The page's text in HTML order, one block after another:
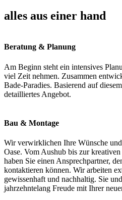
alles aus einer hand
Beratung & Planung
Am Beginn steht ein intensives
viel Zeit nehmen. Zusammen
Bade-Paradies. Basierend auf
detailliertes Angebot.
Bau & Montage
Wir verwirklichen Ihre Wünsche
Oase. Vom Aushub bis zur
haben Sie einen Ansprechpartner,
kontaktieren können. Wir arbeiten
gewissenhaft und nachhaltig. Sie
jahrzehntelang Freude mit Ihrer